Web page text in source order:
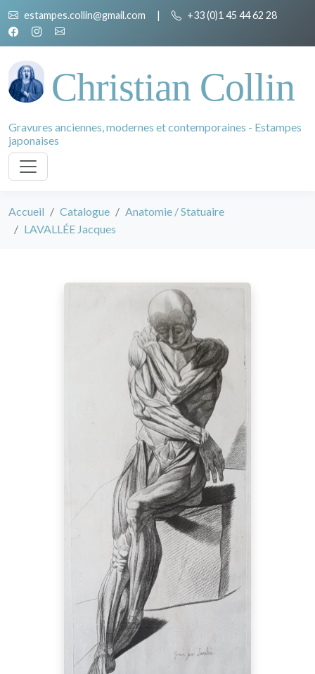
estampes.collin@gmail.com | +33 (0)1 45 44 62 28
Christian Collin
Gravures anciennes, modernes et contemporaines - Estampes
japonaises
Accueil Catalogue
Anatomie / Statuaire
LAVALLÉE Jacques